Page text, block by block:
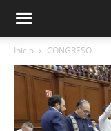
Inicio CONGRESO